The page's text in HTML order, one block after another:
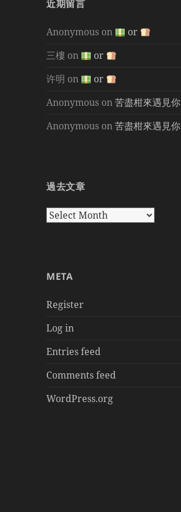
近期留言
Anonymous on
or
三樓 on
or
许明 on
or
Anonymous on苦盡柑來遇見你
Anonymous on苦盡柑來遇見你
過去文章
過
META
Register
Log in
Entries feed
Comments feed
WordPress.org